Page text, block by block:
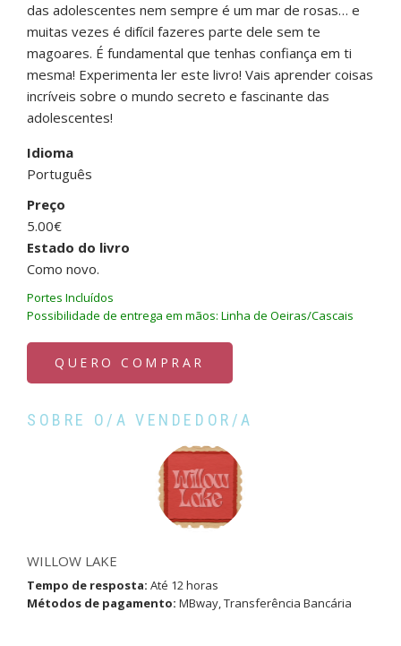
das adolescentes nem sempre é um mar de rosas… e
muitas vezes é difícil fazeres parte dele sem te
magoares. É fundamental que tenhas confiança em ti
mesma! Experimenta ler este livro! Vais aprender coisas
incríveis sobre o mundo secreto e fascinante das
adolescentes!
Idioma
Português
Preço
5.00€
Estado do livro
Como novo.
Portes Incluídos
Possibilidade de entrega em mãos: Linha de Oeiras/Cascais
QUERO COMPRAR
SOBRE O/A VENDEDOR/A
WILLOW LAKE
Tempo de resposta: Até 12 horas
Métodos de pagamento: MBway, Transferência Bancária